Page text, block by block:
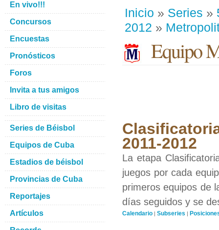
Inicio » Series »
2012 »
Equipo
2011-2012
La etapa
juegos por cada
primeros equipos de
días seguidos y se
Calendario | Subseries |
En vivo!!!
Concursos
Encuestas
Pronósticos
Foros
Invita a tus amigos
Libro de visitas
Series de Béisbol
Equipos de Cuba
Estadios de béisbol
Provincias de Cuba
Reportajes
Artículos